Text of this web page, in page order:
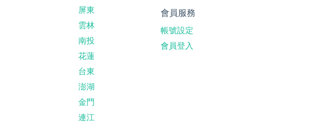
屏東
雲林
南投
花蓮
台東
澎湖
金門
連江
會員服務
帳號設定
會員登入